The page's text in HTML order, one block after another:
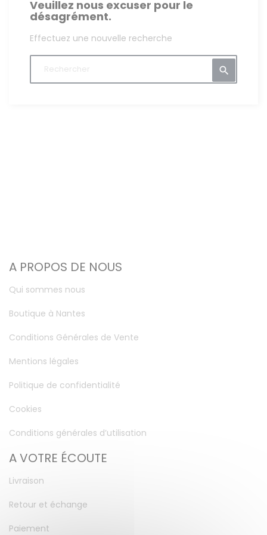
Veuillez nous excuser pour le
désagrément.
Effectuez une nouvelle recherche

A PROPOS DE NOUS
Qui sommes nous
Boutique à Nantes
Conditions Générales de Vente
Mentions légales
Politique de confidentialité
Cookies
Conditions générales d’utilisation
A VOTRE ÉCOUTE
Livraison
Retour et échange
Paiement